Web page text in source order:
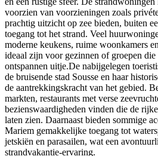
voorzien van voorzieningen zoals
prachtig uitzicht op zee bieden, buiten
toegang tot het strand. Veel
moderne keukens, ruime woonkamers
ideaal zijn voor gezinnen of groepen die
ontspannen uitje.De nabijgelegen
de bruisende stad Sousse en haar
de aantrekkingskracht van het gebied.
markten, restaurants met verse
bezienswaardigheden vinden die de
laten zien. Daarnaast bieden sommige
Mariem gemakkelijke toegang tot
jetskiën en parasailen, wat een
strandvakantie-ervaring.